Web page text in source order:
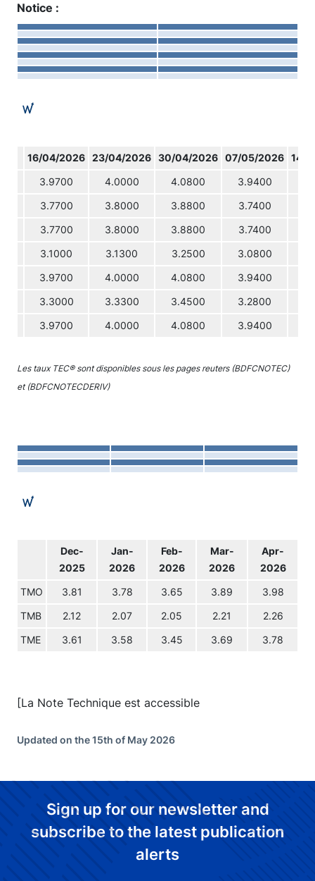
Notice :
16/04/2026 23/04/2026 30/04/2026 07/05/2026 14/
3.9700 4.0000 4.0800 3.9400
3.7700 3.8000 3.8800 3.7400
3.7700 3.8000 3.8800 3.7400
3.1000 3.1300 3.2500 3.0800
3.9700 4.0000 4.0800 3.9400
3.3000 3.3300 3.4500 3.2800
3.9700 4.0000 4.0800 3.9400
Les taux TEC® sont disponibles sous les pages reuters (BDFCNOTEC)
et (BDFCNOTECDERIV)
Dec-
2025
Jan-
2026
Feb-
2026
Mar-
2026
Apr-
2026
TMO 3.81 3.78 3.65 3.89 3.98
TMB 2.12 2.07 2.05 2.21 2.26
TME 3.61 3.58 3.45 3.69 3.78
[La Note Technique est accessible
Updated on the 15th of May 2026
Sign up for our newsletter and
subscribe to the latest publication
alerts